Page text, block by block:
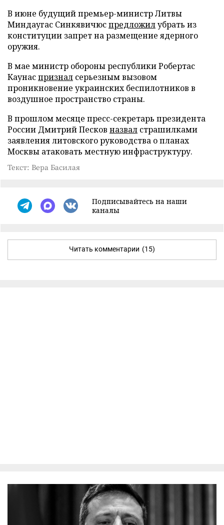
В июне будущий премьер-министр Литвы
Миндаугас Синкявичюспредложилубрать из
конституции запрет на размещение ядерного
оружия.
В мае министр обороны республики Робертас
Каунаспризнал серьезным вызовом
проникновение украинских беспилотников в
воздушное пространство страны.
В прошлом месяце пресс-секретарь президента
России Дмитрий Песков назвал страшилками
заявления литовского руководства о планах
Москвы атаковать местную инфраструктуру.
Текст: Вера Басилая
Подписывайтесь на наши
каналы
Читать комментарии (15)